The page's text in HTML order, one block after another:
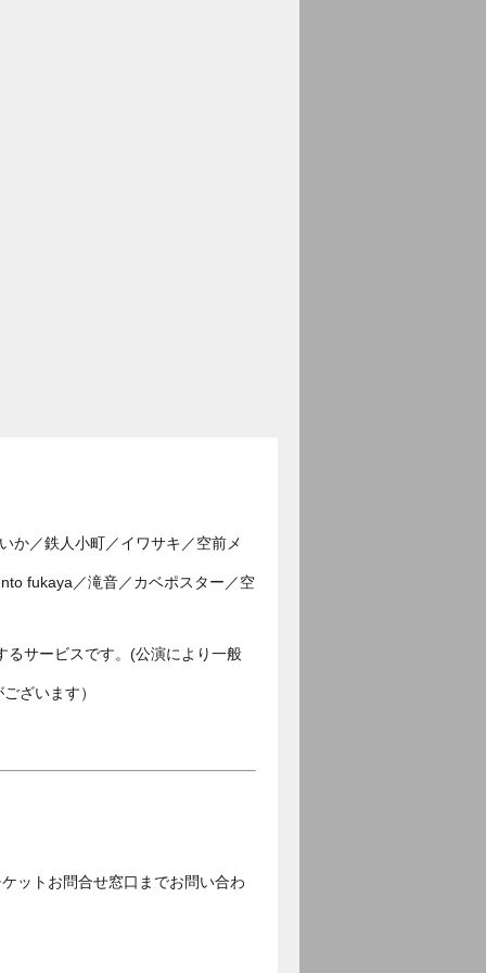
か／鉄人小町／イワサキ／空前メ
fukaya／滝音／カベポスター／空
るサービスです。(公演により一般
ざいます）
ットお問合せ窓口までお問い合わ